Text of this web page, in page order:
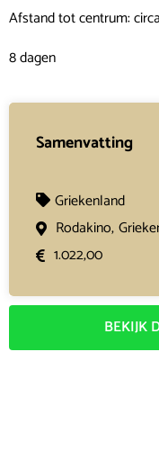
Afstand tot centrum:
8 dagen
Samenvatting
Griekenland
Rodakino,
1.022,00
BEKIJK